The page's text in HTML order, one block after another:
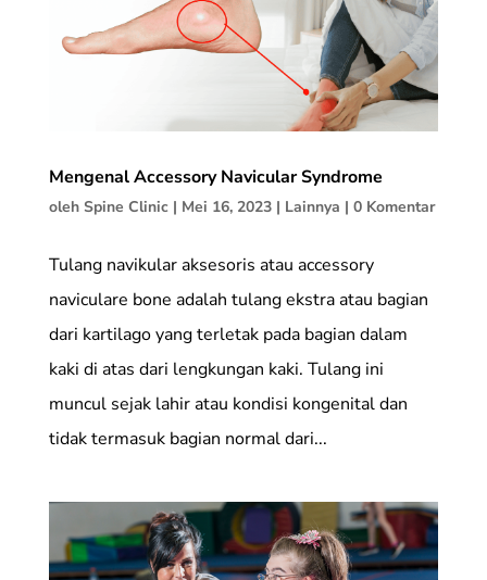
Mengenal Accessory Navicular Syndrome
oleh Spine Clinic| Mei 16, 2023| Lainnya | 0 Komentar
Tulang navikular aksesoris atau accessory
naviculare bone adalah tulang ekstra atau bagian
dari kartilago yang terletak pada bagian dalam
kaki di atas dari lengkungan kaki. Tulang ini
muncul sejak lahir atau kondisi kongenital dan
tidak termasuk bagian normal dari...